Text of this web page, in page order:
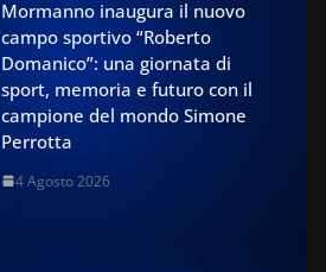
Mormanno inaugura il nuovo
campo sportivo “Roberto
Domanico”: una giornata di
sport, memoria e futuro con il
campione del mondo Simone
Perrotta
4 Agosto 2026